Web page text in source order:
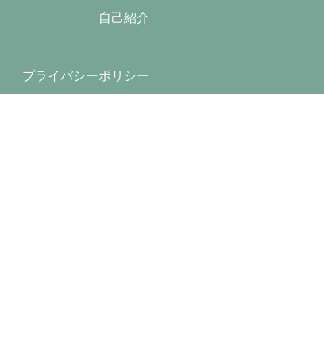
自己紹介
プライバシーポリシー